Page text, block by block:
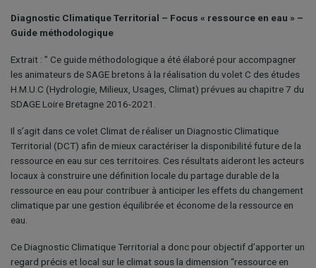
Diagnostic Climatique Territorial – Focus « ressource en eau » –
Guide méthodologique
Extrait : ” Ce guide méthodologique a été élaboré pour accompagner
les animateurs de SAGE bretons à la réalisation du volet C des études
H.M.U.C (Hydrologie, Milieux, Usages, Climat) prévues au chapitre 7 du
SDAGE Loire Bretagne 2016-2021.
Il s’agit dans ce volet Climat de réaliser un Diagnostic Climatique
Territorial (DCT) afin de mieux caractériser la disponibilité future de la
ressource en eau sur ces territoires. Ces résultats aideront les acteurs
locaux à construire une définition locale du partage durable de la
ressource en eau pour contribuer à anticiper les effets du changement
climatique par une gestion équilibrée et économe de la ressource en
eau.
Ce Diagnostic Climatique Territorial a donc pour objectif d’apporter un
regard précis et local sur le climat sous la dimension “ressource en